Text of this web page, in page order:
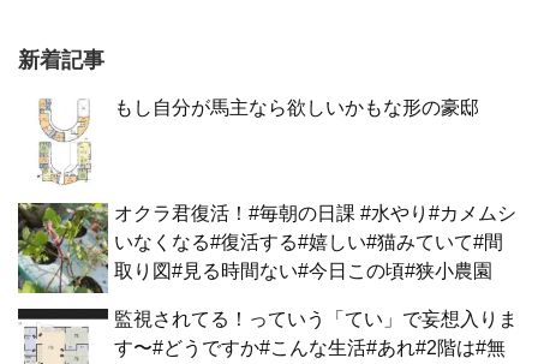
新着記事
もし自分が馬主なら欲しいかもな形の豪邸
オクラ君復活！#毎朝の日課 #水やり#カメムシ
いなくなる#復活する#嬉しい#猫みていて#間
取り図#見る時間ない#今日この頃#狭小農園
監視されてる！っていう「てい」で妄想入りま
す〜#どうですか#こんな生活#あれ#2階は#無